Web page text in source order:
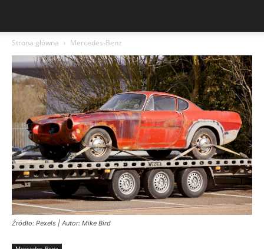
Strona główna Mercedes-Benz
Źródło: Pexels | Autor: Mike Bird